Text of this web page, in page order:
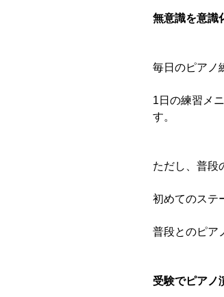
無意識を意識
毎日のピアノ
1日の練習メ
す。
ただし、普段
初めてのステ
普段とのピア
受験でピアノ